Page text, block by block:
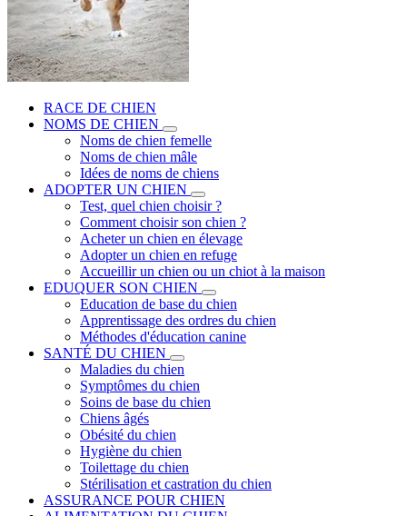
RACE DE CHIEN
NOMS DE CHIEN
Noms de chien femelle
Noms de chien mâle
Idées de noms de chiens
ADOPTER UN CHIEN
Test, quel chien choisir ?
Comment choisir son chien ?
Acheter un chien en élevage
Adopter un chien en refuge
Accueillir un chien ou un chiot à la maison
EDUQUER SON CHIEN
Education de base du chien
Apprentissage des ordres du chien
Méthodes d'éducation canine
SANTÉ DU CHIEN
Maladies du chien
Symptômes du chien
Soins de base du chien
Chiens âgés
Obésité du chien
Hygiène du chien
Toilettage du chien
Stérilisation et castration du chien
ASSURANCE POUR CHIEN